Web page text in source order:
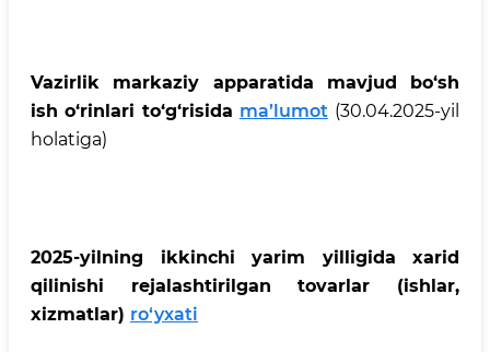
Vazirlik markaziy apparatida mavjud bo‘sh
ish o‘rinlari to‘g‘risida ma’lumot (30.04.2025-yil
holatiga)
2025-yilning ikkinchi yarim yilligida xarid
qilinishi rejalashtirilgan tovarlar (ishlar,
xizmatlar) ro‘yxati